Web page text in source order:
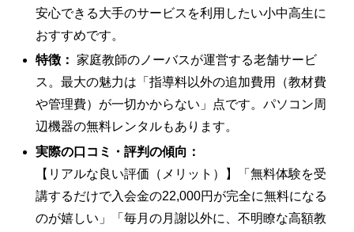
安心できる大手のサービスを利用したい小中高生に
おすすめです。
特徴： 家庭教師のノーバスが運営する老舗サービ
ス。最大の魅力は「指導料以外の追加費用（教材費
や管理費）が一切かからない」点です。パソコン周
辺機器の無料レンタルもあります。
実際の口コミ・評判の傾向：
【リアルな良い評価（メリット）】「無料体験を受
講するだけで入会金の22,000円が完全に無料になる
のが嬉しい」「毎月の月謝以外に、不明瞭な高額教